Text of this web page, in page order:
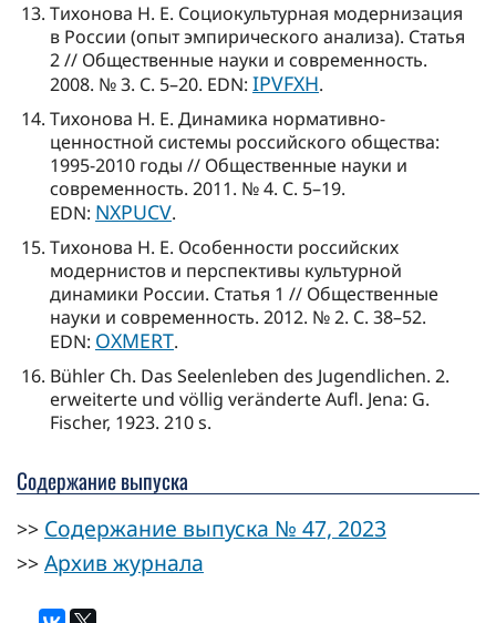
Тихонова Н. Е. Социокультурная модернизация
в России (опыт эмпирического анализа). Статья
2 // Общественные науки и современность.
2008. № 3. С. 5–20. EDN: IPVFXH.
Тихонова Н. Е. Динамика нормативно-
ценностной системы российского общества:
1995-2010 годы // Общественные науки и
современность. 2011. № 4. С. 5–19.
EDN: NXPUCV.
Тихонова Н. Е. Особенности российских
модернистов и перспективы культурной
динамики России. Статья 1 // Общественные
науки и современность. 2012. № 2. С. 38–52.
EDN: OXMERT.
Bühler Ch. Das Seelenleben des Jugendlichen. 2.
erweiterte und völlig veränderte Aufl. Jena: G.
Fischer, 1923. 210 s.
Содержание выпуска
>> Содержание выпуска № 47, 2023
>> Архив журнала